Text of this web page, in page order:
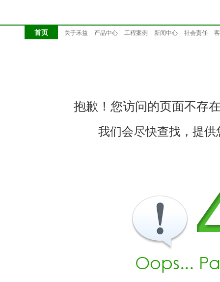
首页 关于禾益 产品中心 工程案例 新闻中心 社会责任
抱歉！您访问的页面不存
我们会尽快查找，提